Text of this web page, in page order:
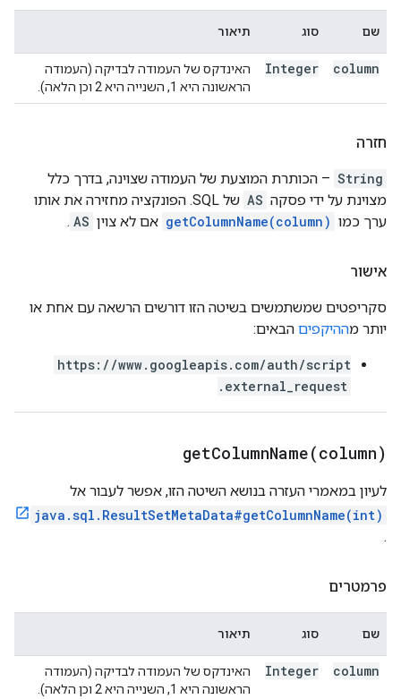
שם סוג תיאור
column
Integer
האינדקס של העמודה לבדיקה (העמודה
הראשונה היא 1, השנייה היא 2 וכן הלאה).
חזרה
String – הכותרת המוצעת של העמודה שצוינה, בדרך כלל
מצוינת על ידי פסקה AS
של SQL. הפונקציה מחזירה את אותו
ערך כמו getColumnName(column) אם לא צוין AS
.
אישור
סקריפטים שמשתמשים בשיטה הזו דורשים הרשאה עם אחת או
יותר מההיקפים הבאים:
https://www.googleapis.com/auth/script
.external_request
getColumnName(column)
לעיון במאמרי העזרה בנושא השיטה הזו, אפשר לעבור אל
java.sql.ResultSetMetaData#getColumnName(int)
.
פרמטרים
שם סוג תיאור
column
Integer
האינדקס של העמודה לבדיקה (העמודה
הראשונה היא 1, השנייה היא 2 וכן הלאה).